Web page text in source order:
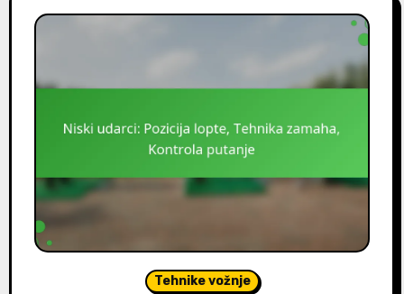
Tehnike vožnje